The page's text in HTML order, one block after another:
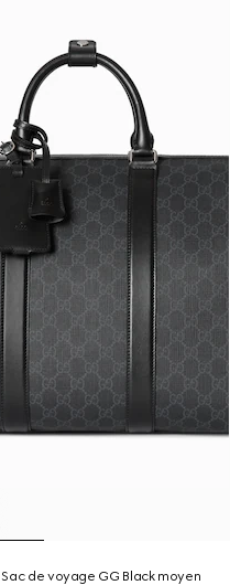
Sac de voyage GG Black moyen